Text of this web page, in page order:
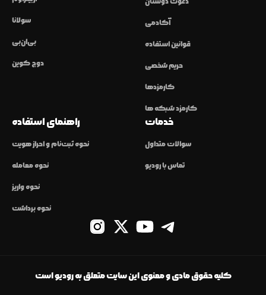
سولانا
بی‌ان‌بی
دوج کوین
آکادمی
قوانین استفاده
حریم شخصی
کارمزدها
کارمزد شبکه ها
راهنمای استفاده
نحوه ثبت‌نام و احراز هویت
نحوه معامله
نحوه واریز
نحوه برداشت
خدمات
سوالات متداول
تماس با رودیو
کلیه حقوق مادی و معنوی این سایت متعلق به رودیو است